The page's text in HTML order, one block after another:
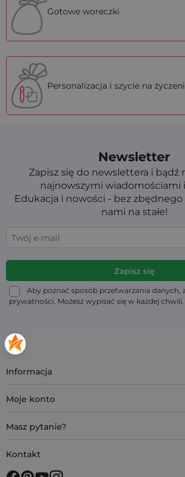
Gotowe woreczki
Personalizacja i szycie na
Newsletter
Zapisz się do newslettera i bądź
najnowszymi wiadomościami
Edukacja i nowości - bez zbędnego
nami na stałe!
Aby poznać sposób przetwarzania danych,
prywatności. Możesz wypisać się w każdej
Informacja
Moje konto
Masz pytanie?
Kontakt